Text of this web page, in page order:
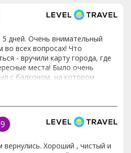
дней. Очень внимательный
во всех вопросах! Что
- вручили карту города, где
места! Было очень
с балконом, на котором
посидеть. В шаговой
что не
день добирались в этот
а мы просто прогуливались.
Недалеко находится
очень довольными.
9
Хороший , чистый и